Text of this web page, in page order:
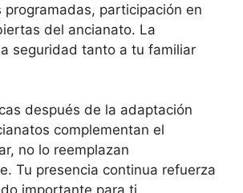
programadas, participación en
del ancianato. La
seguridad tanto a tu familiar
después de la adaptación
complementan el
no lo reemplazan
Tu presencia continua refuerza